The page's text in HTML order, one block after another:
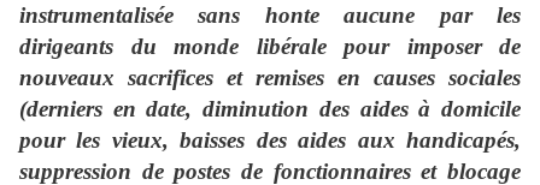
instrumentalisée sans honte aucune par les
dirigeants du monde libérale pour imposer de
nouveaux sacrifices et remises en causes sociales
(derniers en date, diminution des aides à domicile
pour les vieux, baisses des aides aux handicapés,
suppression de postes de fonctionnaires et blocage